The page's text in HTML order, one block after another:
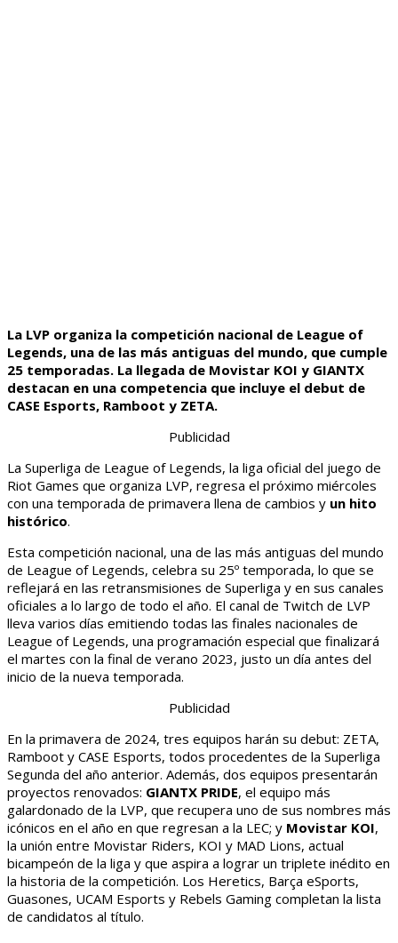
La LVP organiza la competición nacional de League of
Legends, una de las más antiguas del mundo, que cumple
25 temporadas. La llegada de Movistar KOI y GIANTX
destacan en una competencia que incluye el debut de
CASE Esports, Ramboot y ZETA.
Publicidad
La Superliga de League of Legends, la liga oficial del juego de
Riot Games que organiza LVP, regresa el próximo miércoles
con una temporada de primavera llena de cambios y un hito
histórico.
Esta competición nacional, una de las más antiguas del mundo
de League of Legends, celebra su 25º temporada, lo que se
reflejará en las retransmisiones de Superliga y en sus canales
oficiales a lo largo de todo el año. El canal de Twitch de LVP
lleva varios días emitiendo todas las finales nacionales de
League of Legends, una programación especial que finalizará
el martes con la final de verano 2023, justo un día antes del
inicio de la nueva temporada.
Publicidad
En la primavera de 2024, tres equipos harán su debut: ZETA,
Ramboot y CASE Esports, todos procedentes de la Superliga
Segunda del año anterior. Además, dos equipos presentarán
proyectos renovados: GIANTX PRIDE, el equipo más
galardonado de la LVP, que recupera uno de sus nombres más
icónicos en el año en que regresan a la LEC; y Movistar KOI,
la unión entre Movistar Riders, KOI y MAD Lions, actual
bicampeón de la liga y que aspira a lograr un triplete inédito en
la historia de la competición. Los Heretics, Barça eSports,
Guasones, UCAM Esports y Rebels Gaming completan la lista
de candidatos al título.